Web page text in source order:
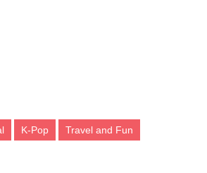
K-Pop Travel and Fun